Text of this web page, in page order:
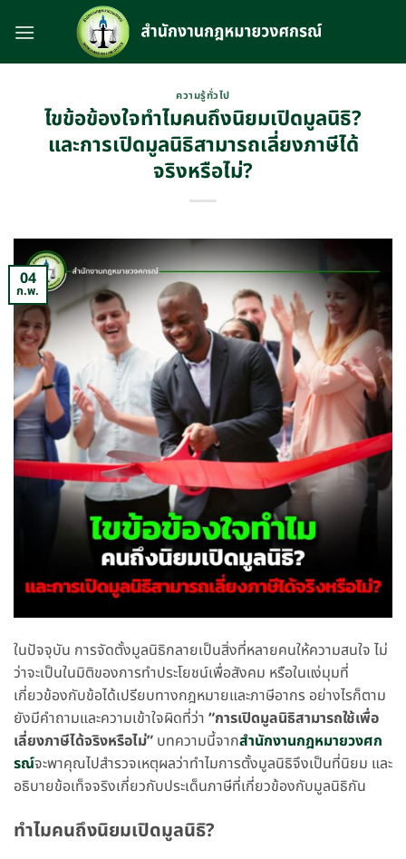
ความรู้ทั่วไป
ไขข้อข้องใจทำไมคนถึงนิยมเปิดมูลนิธิ?
และการเปิดมูลนิธิสามารถเลี่ยงภาษีได้
จริงหรือไม่?
04
ก.พ.
ในปัจจุบัน การจัดตั้งมูลนิธิกลายเป็นสิ่งที่หลายคนให้ความสนใจ ไม่
ว่าจะเป็นในมิติของการทำประโยชน์เพื่อสังคม หรือในแง่มุมที่
เกี่ยวข้องกับข้อได้เปรียบทางกฎหมายและภาษีอากร อย่างไรก็ตาม
ยังมีคำถามและความเข้าใจผิดที่ว่า “การเปิดมูลนิธิสามารถใช้เพื่อ
เลี่ยงภาษีได้จริงหรือไม่” บทความนี้จากสำนักงานกฎหมายวงศก
รณ์จะพาคุณไปสำรวจเหตุผลว่าทำไมการตั้งมูลนิธิจึงเป็นที่นิยม และ
อธิบายข้อเท็จจริงเกี่ยวกับประเด็นภาษีที่เกี่ยวข้องกับมูลนิธิกัน
ทำไมคนถึงนิยมเปิดมูลนิธิ?